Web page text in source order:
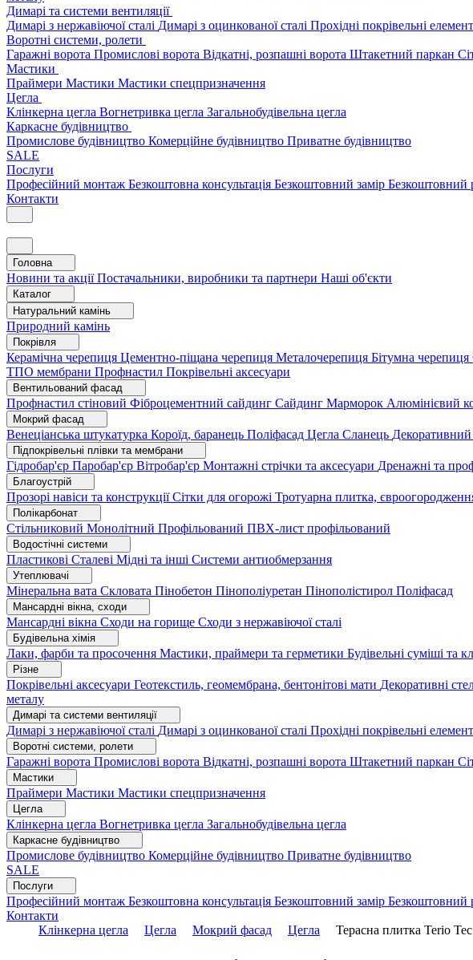
Димарі та системи вентиляції
Димарі з нержавіючої сталі Димарі з оцинкованої сталі Прохідні покрівельні
Воротні системи, ролети
Гаражні ворота Промислові ворота Відкатні, розпашні ворота Штакетний паркан
Мастики
Праймери Мастики Мастики спецпризначення
Цегла
Клінкерна цегла Вогнетривка цегла Загальнобудівельна цегла
Каркасне будівництво
Промислове будівництво Комерційне будівництво Приватне будівництво
SALE
Послуги
Професійний монтаж Безкоштовна консультація Безкоштовний замір Безкоштовний
Контакти
Головна
Новини та акціїПостачальники, виробники та партнери Наші об'єкти
Каталог
Натуральний камінь
Природний камінь
Покрівля
Керамічна черепиця Цементно-піщана черепиця Металочерепиця Бітумна черепиця
ТПО мембрани Профнастил Покрівельні аксесуари
Вентильований фасад
Профнастил стіновий Фіброцементний сайдинг Сайдинг Марморок Алюмінієвий
Мокрий фасад
Венеціанська штукатурка Короїд, баранець Поліфасад Цегла Сланець Декоративний
Підпокрівельні плівки та мембрани
Гідробар'єр Паробар'єр Вітробар'єр Монтажні стрічки та аксесуари Дренажні та
Благоустрій
Прозорі навіси та конструкціїСітки для огорожі Тротуарна плитка,
Полікарбонат
Стільниковий Монолітний Профільований ПВХ-лист профільований
Водостічні системи
Пластикові Сталеві Мідні та інші Системи антиобмерзання
Утеплювачі
Мінеральна вата Скловата Пінобетон Пінополіуретан Пінополістирол Поліфасад
Мансардні вікна, сходи
Мансардні вікна Сходи на горище Сходи з нержавіючої сталі
Будівельна хімія
Лаки, фарби та просочення Мастики, праймери та герметики Будівельні суміші та
Різне
Покрівельні аксесуари Геотекстиль, геомембрана, бентонітові мати Декоративні
металу
Димарі та системи вентиляції
Димарі з нержавіючої сталі Димарі з оцинкованої сталі Прохідні покрівельні
Воротні системи, ролети
Гаражні ворота Промислові ворота Відкатні, розпашні ворота Штакетний паркан
Мастики
Праймери Мастики Мастики спецпризначення
Цегла
Клінкерна цегла Вогнетривка цегла Загальнобудівельна цегла
Каркасне будівництво
Промислове будівництво Комерційне будівництво Приватне будівництво
SALE
Послуги
Професійний монтаж Безкоштовна консультація Безкоштовний замір Безкоштовний
Контакти
Клінкерна цегла
Цегла Мокрий фасад Цегла Терасна плитка Terio Tec